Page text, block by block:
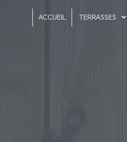
ACCUEIL TERRASSES